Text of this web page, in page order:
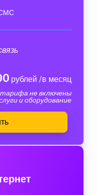
СМС
рублей /в месяц
не включены
и оборудование